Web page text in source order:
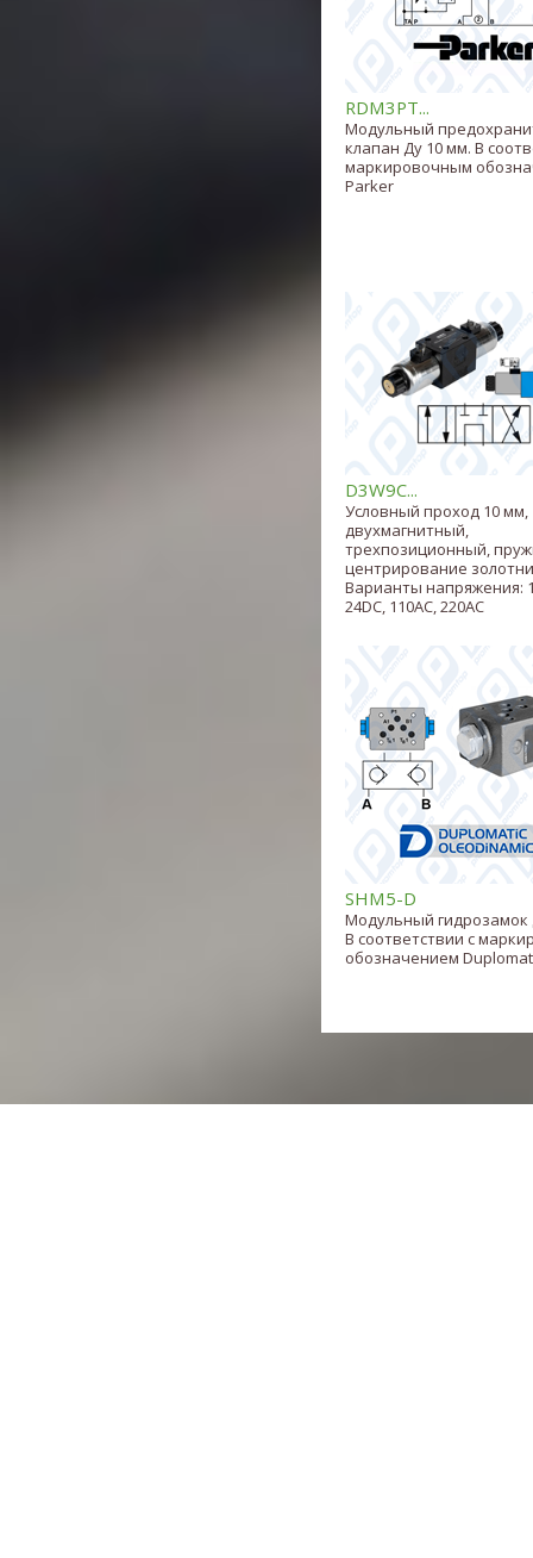
RDM3PT...
Модульный
клапан Ду 10 мм. В
маркировочным
Parker
D3W9C...
Условный проход 10 мм,
двухмагнитный,
трехпозиционный,
центрирование
Варианты напряжения:
24DC, 110AC, 220AC
SHM5-D
Модульный гидрозамок
В соответствии с
обозначением